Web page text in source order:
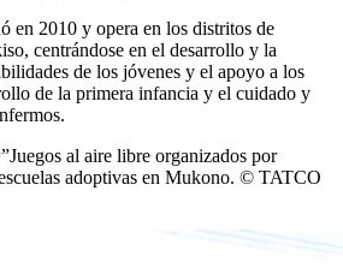
en 2010 y opera en los distritos de
centrándose en el desarrollo y la
de los jóvenes y el apoyo a los
de la primera infancia y el cuidado y
al aire libre organizados por
adoptivas en Mukono. © TATCO